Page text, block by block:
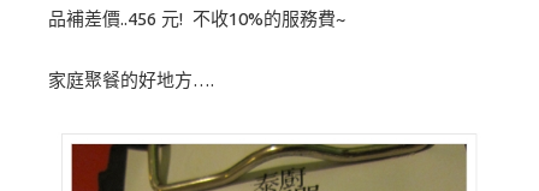
品補差價..456 元! 不收10%的服務費~
家庭聚餐的好地方….